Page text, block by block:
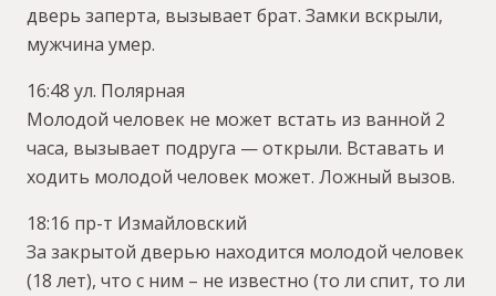
дверь заперта, вызывает брат. Замки вскрыли,
мужчина умер.
16:48 ул. Полярная
Молодой человек не может встать из ванной 2
часа, вызывает подруга — открыли. Вставать и
ходить молодой человек может. Ложный вызов.
18:16 пр-т Измайловский
За закрытой дверью находится молодой человек
(18 лет), что с ним – не известно (то ли спит, то ли